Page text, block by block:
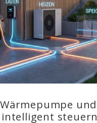
und
intelligent steuern